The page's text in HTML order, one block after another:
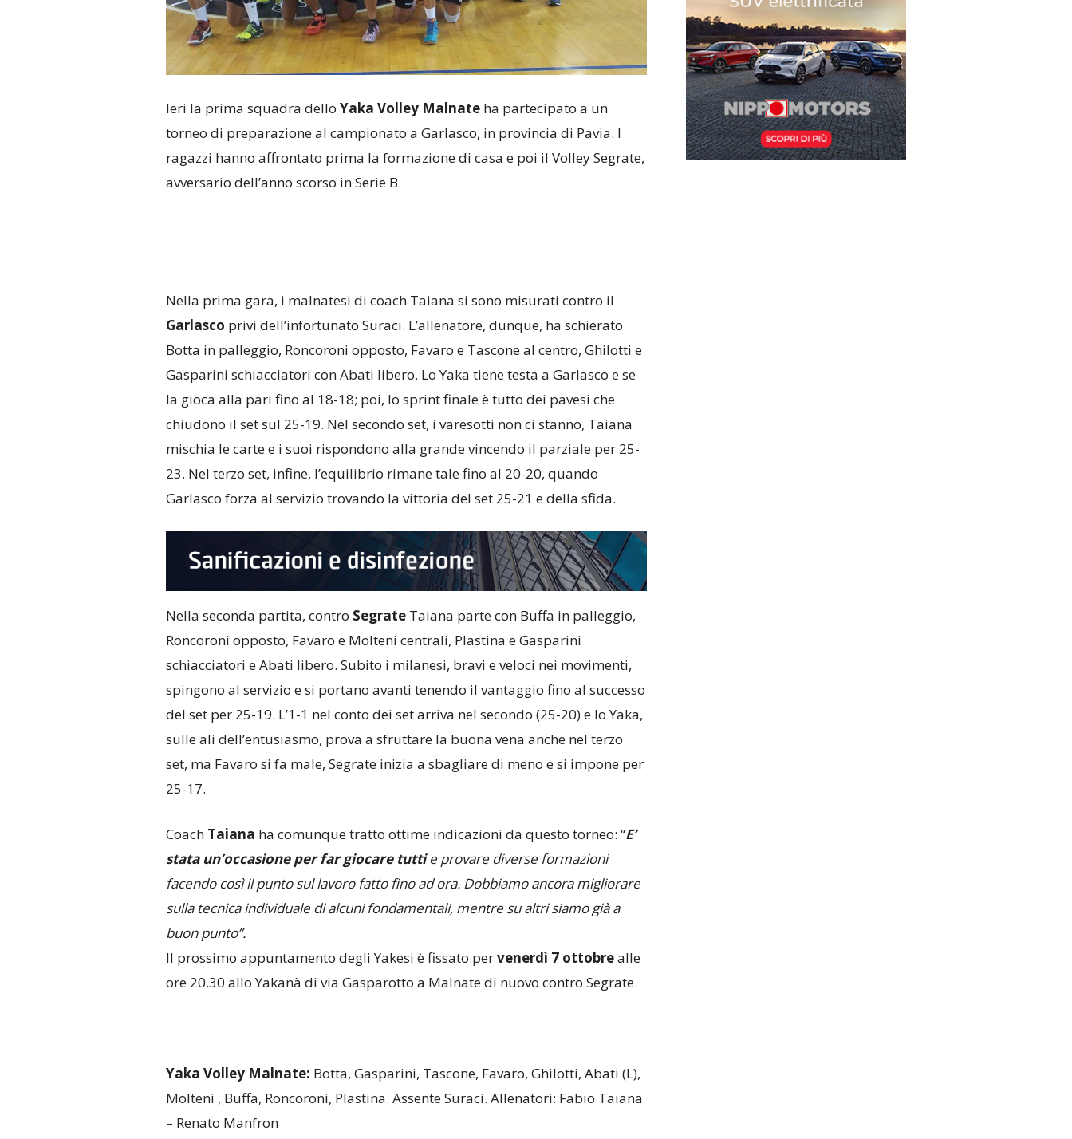
Ieri la prima squadra dello Yaka Volley Malnateha partecipato a un
torneo di preparazione al campionato a Garlasco, in provincia di Pavia. I
ragazzi hanno affrontato prima la formazione di casa e poi il Volley Segrate,
avversario dell’anno scorso in Serie B.
Nella prima gara, i malnatesi di coach Taiana si sono misurati contro il
Garlasco privi dell’infortunato Suraci. L’allenatore, dunque, ha schierato
Botta in palleggio, Roncoroni opposto, Favaro e Tascone al centro, Ghilotti e
Gasparini schiacciatori con Abati libero. Lo Yaka tiene testa a Garlasco e se
la gioca alla pari fino al 18-18; poi, lo sprint finale è tutto dei pavesi che
chiudono il set sul 25-19. Nel secondo set, i varesotti non ci stanno, Taiana
mischia le carte e i suoi rispondono alla grande vincendo il parziale per 25-
23. Nel terzo set, infine, l’equilibrio rimane tale fino al 20-20, quando
Garlasco forza al servizio trovando la vittoria del set 25-21 e della sfida.
Nella seconda partita, contro SegrateTaiana parte con Buffa in palleggio,
Roncoroni opposto, Favaro e Molteni centrali, Plastina e Gasparini
schiacciatori e Abati libero. Subito i milanesi, bravi e veloci nei movimenti,
spingono al servizio e si portano avanti tenendo il vantaggio fino al successo
del set per 25-19. L’1-1 nel conto dei set arriva nel secondo (25-20) e lo Yaka,
sulle ali dell’entusiasmo, prova a sfruttare la buona vena anche nel terzo
set, ma Favaro si fa male, Segrate inizia a sbagliare di meno e si impone per
25-17.
Coach Taiana ha comunque tratto ottime indicazioni da questo torneo: “E’
stata un’occasione per far giocare tuttie provare diverse formazioni
facendo così il punto sul lavoro fatto fino ad ora. Dobbiamo ancora migliorare
sulla tecnica individuale di alcuni fondamentali, mentre su altri siamo già a
buon punto”.
Il prossimo appuntamento degli Yakesi è fissato pervenerdì 7 ottobrealle
ore 20.30 allo Yakanà di via Gasparotto a Malnate di nuovo contro Segrate.
Yaka Volley Malnate: Botta, Gasparini, Tascone, Favaro, Ghilotti, Abati (L),
Molteni , Buffa, Roncoroni, Plastina. Assente Suraci. Allenatori: Fabio Taiana
– Renato Manfron